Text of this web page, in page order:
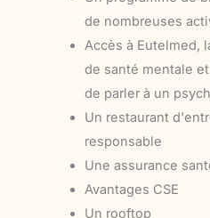
de nombreuses
Accès à Eutelmed,
de santé mentale
de parler à un
Un restaurant
responsable
Une assurance
Avantages CSE
Un rooftop